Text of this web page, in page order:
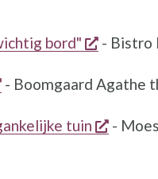
bord" opent
- Bistro
opent een nieuw
- Boomgaard Agathe
tuin opent
-